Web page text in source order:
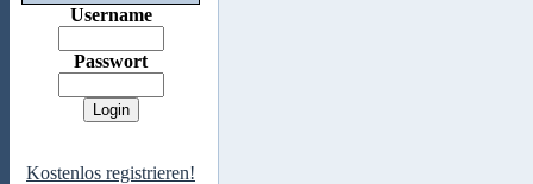
Username
Passwort
Kostenlos registrieren!